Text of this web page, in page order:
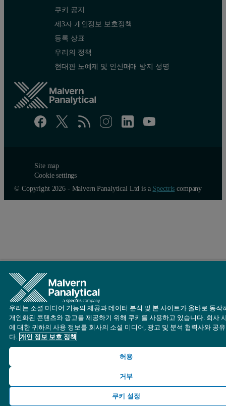
쿠키 공지
제3자 개인정보 보호정책
등록 상표
우리의 정책
현대판 노예제 및 인신매매 방지 성명
Site map
Cookie settings
© Copyright 2026 - Malvern Panalytical Ltd is a Spectris company
우리는 소셜 미디어 기능의 제공과 데이터 분석 및 본 사이트가 올바로 동작
개인화된 콘텐츠와 광고를 제공하기 위해 쿠키를 사용하고 있습니다. 회사
에 대한 귀하의 사용 정보를 회사의 소셜 미디어, 광고 및 분석 협력사와 공
다. 개인 정보 보호 정책
허용
거부
쿠키 설정